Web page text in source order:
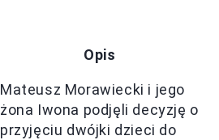
Opis
Mateusz Morawiecki i jego
żona Iwona podjęli decyzję o
przyjęciu dwójki dzieci do